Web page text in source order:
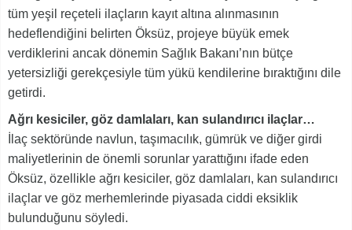
tüm yeşil reçeteli ilaçların kayıt altına alınmasının
hedeflendiğini belirten Öksüz, projeye büyük emek
verdiklerini ancak dönemin Sağlık Bakanı’nın bütçe
yetersizliği gerekçesiyle tüm yükü kendilerine bıraktığını dile
getirdi.
Ağrı kesiciler, göz damlaları, kan sulandırıcı ilaçlar…
İlaç sektöründe navlun, taşımacılık, gümrük ve diğer girdi
maliyetlerinin de önemli sorunlar yarattığını ifade eden
Öksüz, özellikle ağrı kesiciler, göz damlaları, kan sulandırıcı
ilaçlar ve göz merhemlerinde piyasada ciddi eksiklik
bulunduğunu söyledi.